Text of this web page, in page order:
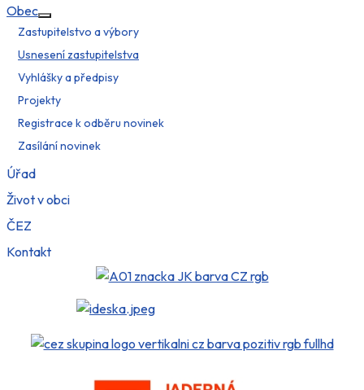
Obec
Více o: Obec
Zastupitelstvo a výbory
Usnesení zastupitelstva
Vyhlášky a předpisy
Projekty
Registrace k odběru novinek
Zasílání novinek
Úřad
Život v obci
ČEZ
Kontakt